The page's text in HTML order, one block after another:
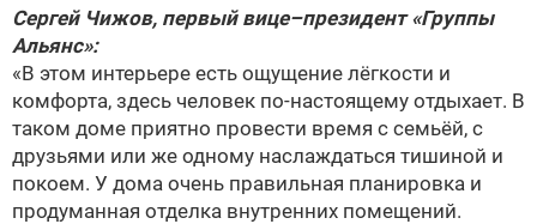
Сергей Чижов, первый вице–президент «Группы
Альянс»:
«В этом интерьере есть ощущение лёгкости и
комфорта, здесь человек по-настоящему отдыхает. В
таком доме приятно провести время с семьёй, с
друзьями или же одному наслаждаться тишиной и
покоем. У дома очень правильная планировка и
продуманная отделка внутренних помещений.